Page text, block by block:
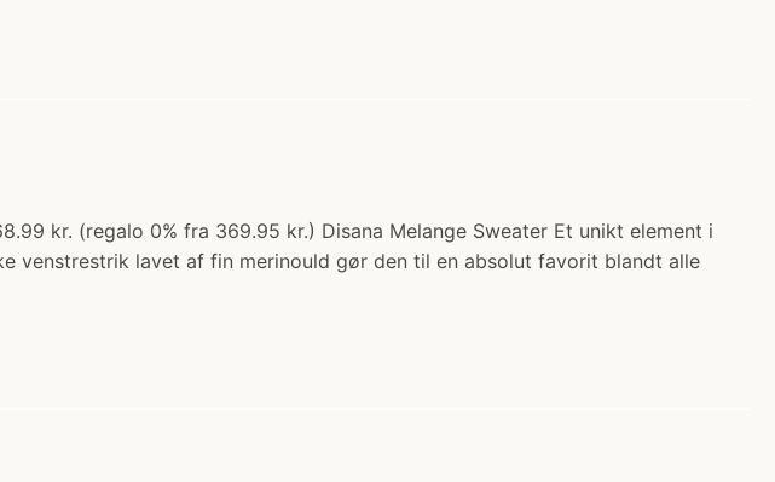
kr. (regalo 0% fra 369.95 kr.) Disana Melange Sweater Et unikt element i
venstrestrik lavet af fin merinould gør den til en absolut favorit blandt alle